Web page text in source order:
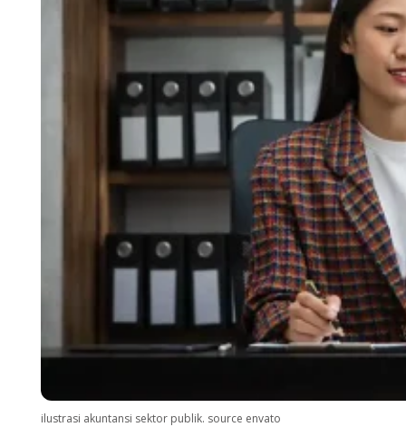
ilustrasi akuntansi sektor publik. source envato